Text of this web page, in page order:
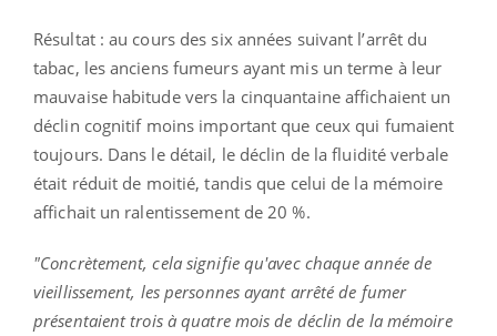
Résultat : au cours des six années suivant l’arrêt du
tabac, les anciens fumeurs ayant mis un terme à leur
mauvaise habitude vers la cinquantaine affichaient un
déclin cognitif moins important que ceux qui fumaient
toujours. Dans le détail, le déclin de la fluidité verbale
était réduit de moitié, tandis que celui de la mémoire
affichait un ralentissement de 20 %.
"Concrètement, cela signifie qu'avec chaque année de
vieillissement, les personnes ayant arrêté de fumer
présentaient trois à quatre mois de déclin de la mémoire